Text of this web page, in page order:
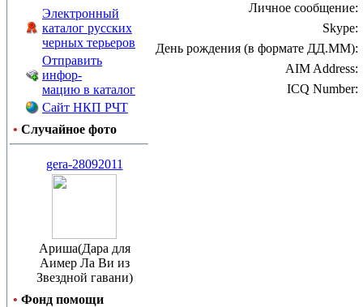
Электронный
каталог русских
черных терьеров
Отправить
инфор-
мацию в каталог
Сайт НКП РЧТ
• Случайное фото
gera-28092011
Ариша(Дара для
Аимер Ла Ви из
Звездной гавани)
• Фонд помощи
Личное сообщение:
Skype:
День рождения (в формате ДД.ММ):
AIM Address:
ICQ Number: